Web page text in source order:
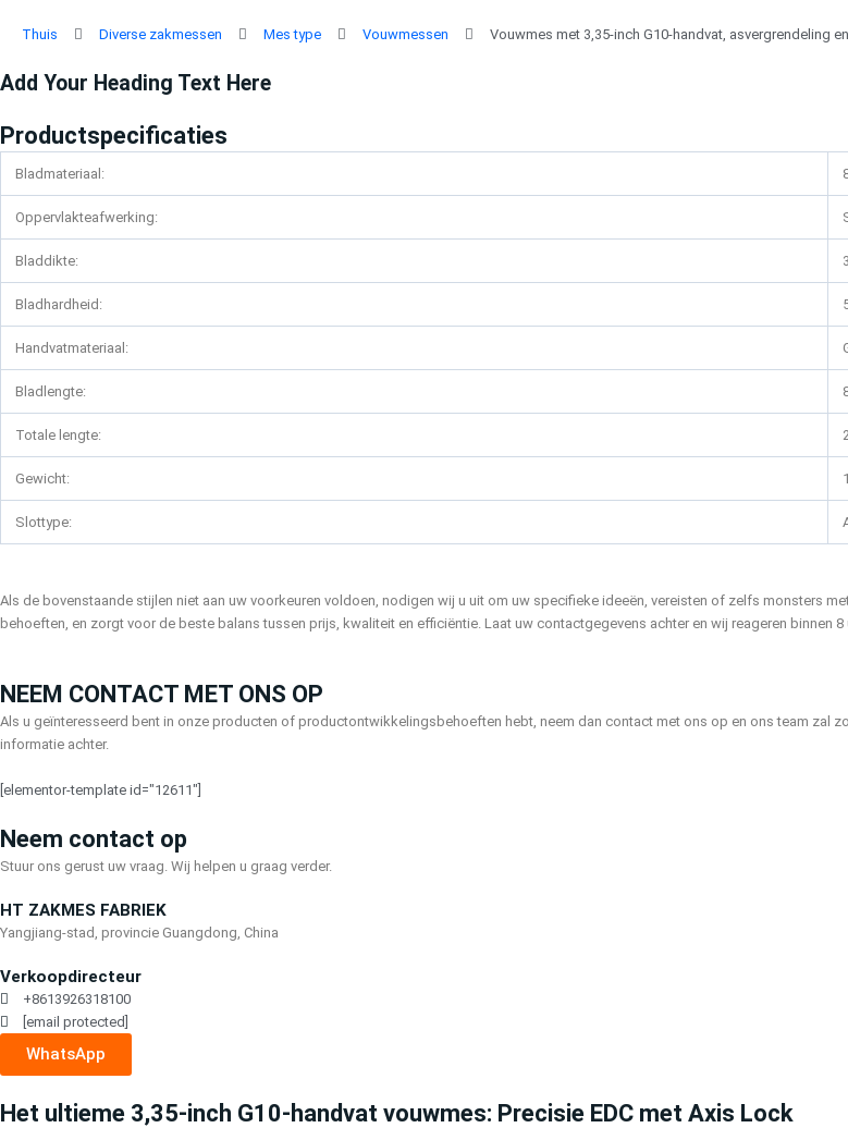
naar
inhoud
Thuis Diverse zakmessen Mes type Vouwmessen Vouwmes met 3,35-inch G10-handvat, asvergrendeling
Add Your Heading Text Here
Productspecificaties
Bladmateriaal:
Oppervlakteafwerking:
Bladdikte:
Bladhardheid:
Handvatmateriaal:
Bladlengte:
Totale lengte:
Gewicht:
Slottype:
Als de bovenstaande stijlen niet aan uw voorkeuren voldoen, nodigen wij u uit om uw specifieke ideeën, vereisten of zelfs monsters
behoeften, en zorgt voor de beste balans tussen prijs, kwaliteit en efficiëntie. Laat uw contactgegevens achter en wij reageren binnen 8
NEEM CONTACT MET ONS OP
Als u geïnteresseerd bent in onze producten of productontwikkelingsbehoeften hebt, neem dan contact met ons op en ons team zal
informatie achter.
[elementor-template id="12611"]
Neem contact op
Stuur ons gerust uw vraag. Wij helpen u graag verder.
HT ZAKMES FABRIEK
Yangjiang-stad, provincie Guangdong, China
Verkoopdirecteur
+8613926318100
[email protected]
WhatsApp
Het ultieme 3,35-inch G10-handvat vouwmes: Precisie EDC met Axis Lock